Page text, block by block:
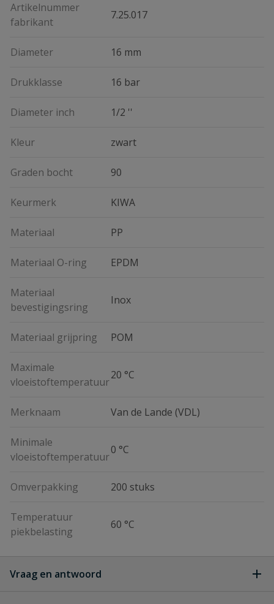
Artikelnummer
fabrikant
7.25.017
Diameter 16 mm
Drukklasse 16 bar
Diameter inch 1/2 ''
Kleur zwart
Graden bocht 90
Keurmerk KIWA
Materiaal PP
Materiaal O-ring EPDM
Materiaal
bevestigingsring
Inox
Materiaal grijpring POM
Maximale
vloeistoftemperatuur
20 °C
Merknaam Van de Lande (VDL)
Minimale
vloeistoftemperatuur
0 °C
Omverpakking 200 stuks
Temperatuur
piekbelasting
60 °C
Vraag en antwoord